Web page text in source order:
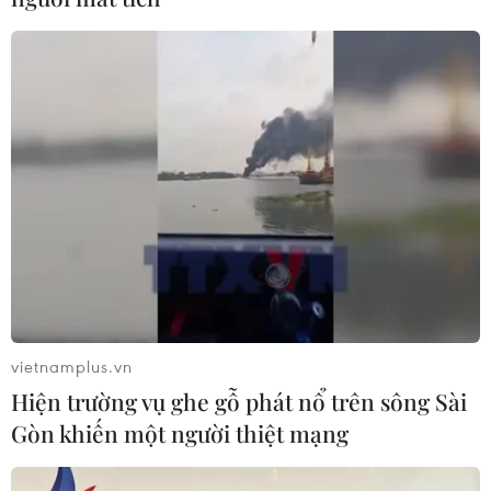
Giá dầu thị trường châu Á giảm trước
thềm cuộc họp của Fed
12/06/2023 12:15
Trong chiều 12/6, giá dầu Brent biển Bắc có lúc giảm 70
xu (0,94%) xuống 74,09 USD/thùng. Giá dầu thô ngọt
nhẹ của Mỹ (WTI) giảm 0,91% xuống 69,53 USD/thùng.
vietnamplus.vn
Hiện trường vụ ghe gỗ phát nổ trên sông Sài
Gòn khiến một người thiệt mạng